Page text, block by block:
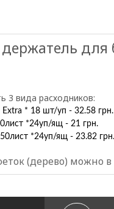
держатель
3 вида расходников:
Extra * 18 шт/уп - 32.58 грн.
*24уп/ящ - 21 грн.
*24уп/ящ - 23.82 грн.
(дерево) можно